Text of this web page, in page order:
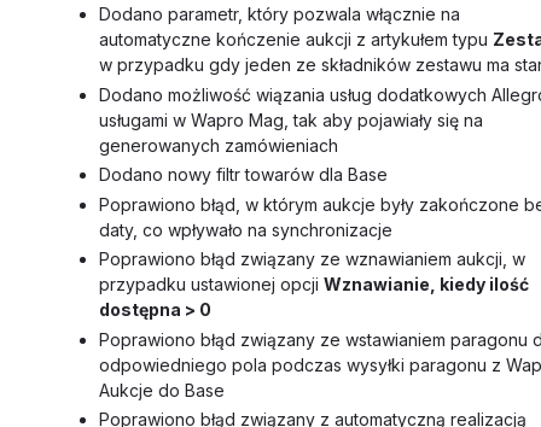
Dodano parametr, który pozwala włącznie na
automatyczne kończenie aukcji z artykułem typu
w przypadku gdy jeden ze składników zestawu ma
Dodano możliwość wiązania usług dodatkowych
usługami w Wapro Mag, tak aby pojawiały się na
generowanych zamówieniach
Dodano nowy filtr towarów dla Base
Poprawiono błąd, w którym aukcje były zakończone
daty, co wpływało na synchronizacje
Poprawiono błąd związany ze wznawianiem aukcji, w
przypadku ustawionej opcji Wznawianie, kiedy ilość
dostępna > 0
Poprawiono błąd związany ze wstawianiem paragonu
odpowiedniego pola podczas wysyłki paragonu z
Aukcje do Base
Poprawiono błąd związany z automatyczną realizacją